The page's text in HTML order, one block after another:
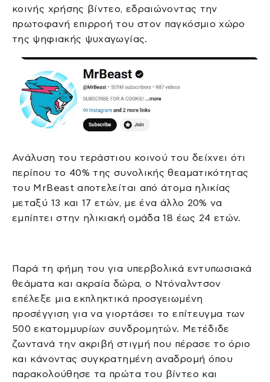
κοινής χρήσης βίντεο, εδραιώνοντας την
πρωτοφανή επιρροή του στον παγκόσμιο χώρο
της ψηφιακής ψυχαγωγίας.
Ανάλυση του τεράστιου κοινού του δείχνει ότι
περίπου το 40% της συνολικής θεαματικότητας
του MrBeast αποτελείται από άτομα ηλικίας
μεταξύ 13 και 17 ετών, με ένα άλλο 20% να
εμπίπτει στην ηλικιακή ομάδα 18 έως 24 ετών.
Παρά τη φήμη του για υπερβολικά εντυπωσιακά
θεάματα και ακραία δώρα, ο Ντόναλντσον
επέλεξε μια εκπληκτικά προσγειωμένη
προσέγγιση για να γιορτάσει το επίτευγμα των
500 εκατομμυρίων συνδρομητών. Μετέδιδε
ζωντανά την ακριβή στιγμή που πέρασε το όριο
και κάνοντας συγκρατημένη αναδρομή όπου
παρακολούθησε τα πρώτα του βίντεο και